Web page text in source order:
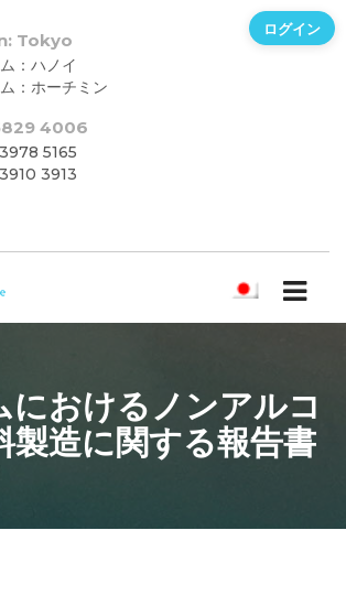
Tokyo
：ハノイ
：ホーチミン
4006
5165
3913
日本語
におけるノンアルコ
製造に関する報告書
ログイン